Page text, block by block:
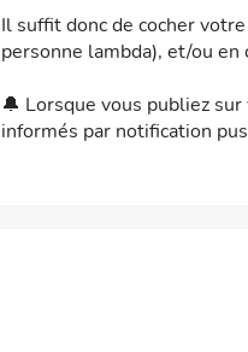
Il suffit donc de cocher
personne lambda), et/ou
🔔 Lorsque vous publiez
informés par notification